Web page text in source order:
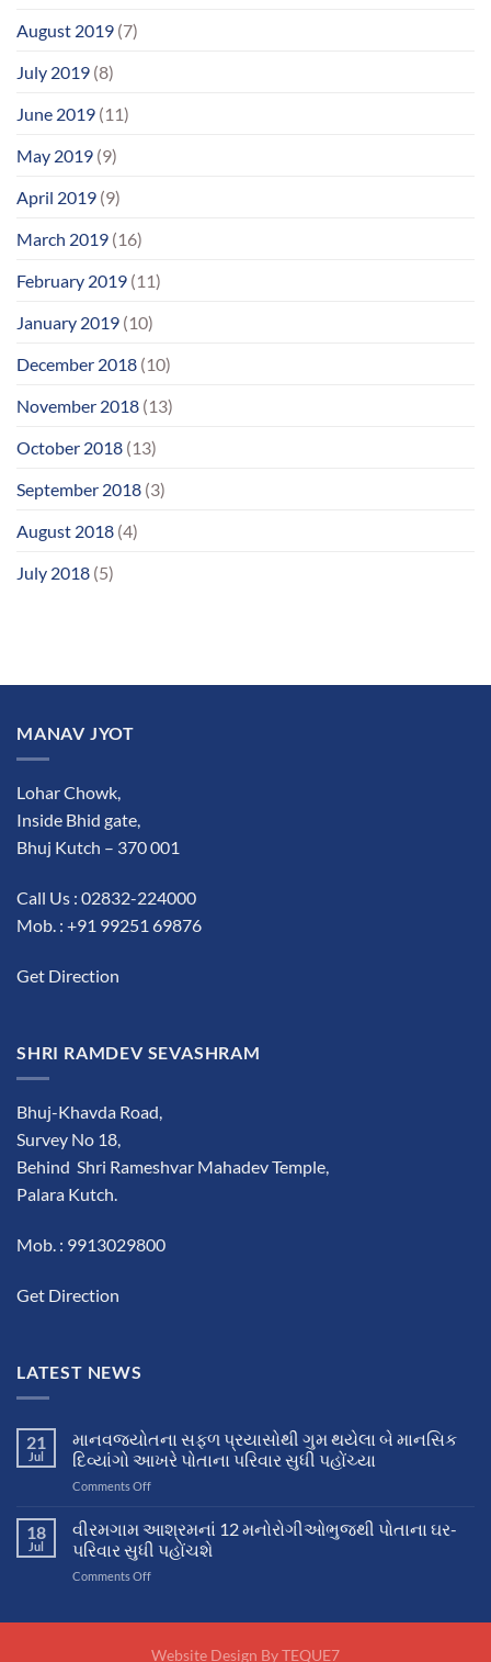
August 2019 (7)
July 2019 (8)
June 2019 (11)
May 2019 (9)
April 2019 (9)
March 2019 (16)
February 2019 (11)
January 2019 (10)
December 2018 (10)
November 2018 (13)
October 2018 (13)
September 2018 (3)
August 2018 (4)
July 2018 (5)
MANAV JYOT
Lohar Chowk,
Inside Bhid gate,
Bhuj Kutch – 370 001
Call Us : 02832-224000
Mob. : +91 99251 69876
Get Direction
SHRI RAMDEV SEVASHRAM
Bhuj-Khavda Road,
Survey No 18,
Behind Shri Rameshvar Mahadev Temple,
Palara Kutch.
Mob. : 9913029800
Get Direction
LATEST NEWS
21
Jul
માનવજ્યોતના સફળ પ્રયાસોથી ગુમ થયેલા બે માનસિક
દિવ્યાંગો આખરે પોતાના પરિવાર સુધી પહોંચ્યા
Comments Offon
સફળ
પ્રયાસોથી
ગુમ
થયેલા
આખરે
18
Jul
વીરમગામ આશ્રમનાં 12 મનોરોગીઓભુજથી પોતાના ઘર-
પરિવાર સુધી પહોંચશે
Comments Offon
મનોરોગીઓભુજથી
Website Design ByTEQUE7